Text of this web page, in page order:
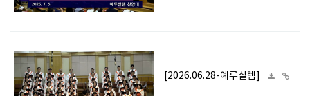
[2026.06.28-예루살렘]